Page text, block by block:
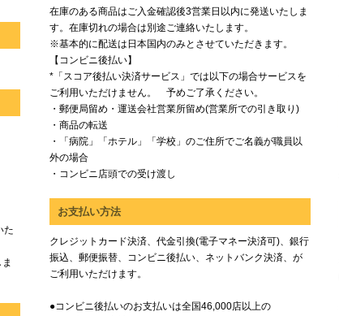
た
在庫のある商品はご入金確認後3営業日以内に発送いたしま
す。在庫切れの場合は別途ご連絡いたします。
※基本的に配送は日本国内のみとさせていただきます。
【コンビニ後払い】
*「スコア後払い決済サービス」では以下の場合サービスを
ご利用いただけません。 予めご了承ください。
・郵便局留め・運送会社営業所留め(営業所での引き取り)
・商品の転送
・「病院」「ホテル」「学校」のご住所でご名義が職員以
外の場合
・コンビニ店頭での受け渡し
お支払い方法
クレジットカード決済、代金引換(電子マネー決済可)、銀行
振込、郵便振替、コンビニ後払い、ネットバンク決済、が
ご利用いただけます。
●コンビニ後払いのお支払いは全国46,000店以上の